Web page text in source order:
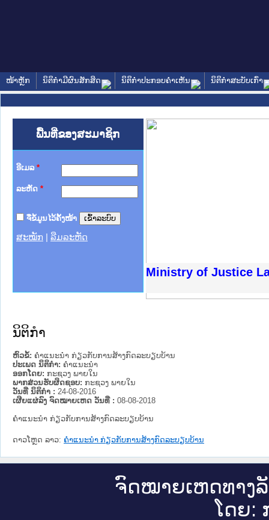
ໜ້າຫຼັກ ນິຕິກໍາມີຜົນສັກສິດ ນິຕິກໍາປະກອບຄໍາເຫັນ ນິຕິກໍາສະບັບເກົ່າ
ພື້ນທີ່ຂອງສະມາຊິກ
ອີເມລ *
ລະຫັດ *
ຈື່ຂໍ້ມູນໄວ້ຄັ້ງໜ້າ
ສະໝັກ ລືມລະຫັດ
Ministry of Justice
າຊົນ ພາກເໜືອ
ການ
ກາງ
ໃຕ້
ຕຳຫຼວດປະຊາຊົນ
ສັນຕິບານປະຊາຊົນ
ກເໜືອ
າຊົນ ພາກກາງ
ນິຕິກໍາ
ຫົວຂໍ້: ຄຳແນະນຳ ກ່ຽວກັບການສ້າງກົດລະບຽບບ້ານ
ປະເພດ ນິຕິກໍາ: ຄໍາແນະນໍາ
ອອກໂດຍ: ກະຊວງ ພາຍໃນ
ພາກສ່ວນຮັບຜິດຊອບ: ກະຊວງ ພາຍໃນ
ວັນທີ່ ນິຕິກໍາ : 24-08-2016
ເຜີຍແຜ່ລົງ ຈົດໝາຍເຫດ ວັນທີ່ : 08-08-2018
ຄຳແນະນຳ ກ່ຽວກັບການສ້າງກົດລະບຽບບ້ານ
ດາວໂຫຼດ ລາວ: ຄຳແນະນຳ ກ່ຽວກັບການສ້າງກົດລະບຽບບ້ານ
ຈົດ​ໝາຍ​ເຫດ​ທາງ​
ໂດຍ: